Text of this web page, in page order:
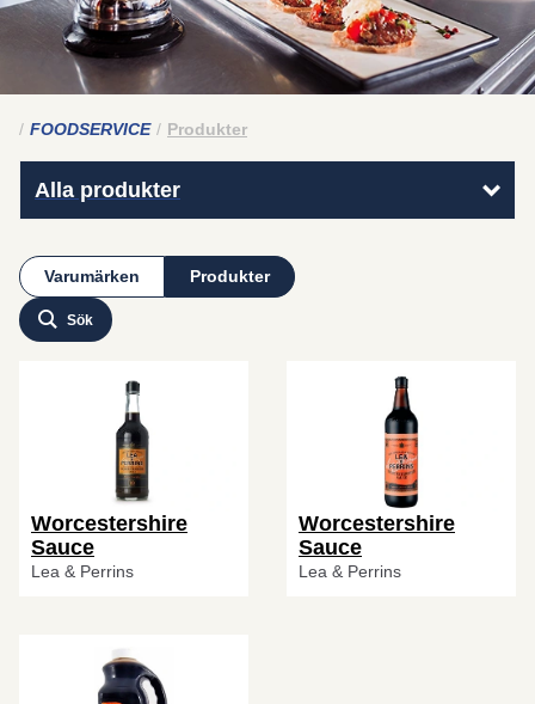
FOODSERVICE Produkter
Alla produkter
Varumärken Produkter
Sök
Worcestershire
Sauce
Lea & Perrins
Worcestershire
Sauce
Lea & Perrins